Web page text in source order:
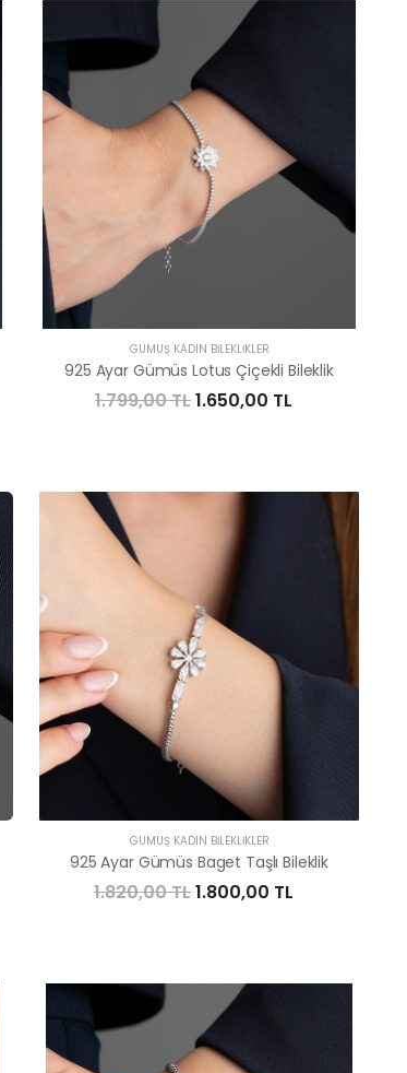
GÜMÜŞ KADIN BILEKLIKLER
925 Ayar Gümüs Lotus Çiçekli Bileklik
1.799,00 TL1.650,00 TL
GÜMÜŞ KADIN BILEKLIKLER
925 Ayar Gümüs Baget Taşlı Bileklik
1.820,00 TL1.800,00 TL